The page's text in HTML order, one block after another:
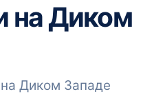
на Диком
Диком Западе